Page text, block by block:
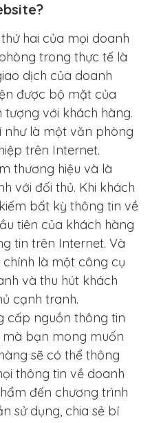
hai của mọi doanh
trong thực tế là
dịch của doanh
được bộ mặt của
với khách hàng.
như là một văn phòng
trên Internet.
thương hiệu và là
với đối thủ. Khi khách
bất kỳ thông tin về
tiên của khách hàng
tin trên Internet. Và
là một công cụ
và thu hút khách
cạnh tranh.
cấp nguồn thông tin
mà bạn mong muốn
sẽ có thể thông
thông tin về doanh
đến chương trình
sử dụng, chia sẻ bí